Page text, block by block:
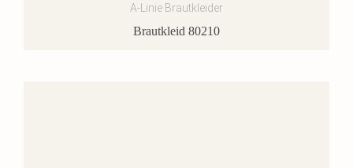
A-Linie Brautkleider
Brautkleid 80210